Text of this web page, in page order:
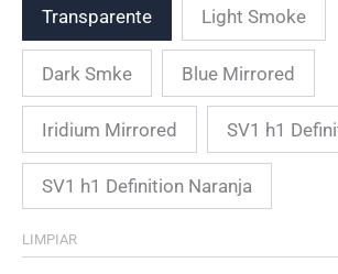
Transparente Light Smoke
Dark Smke Blue Mirrored
Iridium Mirrored SV1 h1
SV1 h1 Definition Naranja
LIMPIAR